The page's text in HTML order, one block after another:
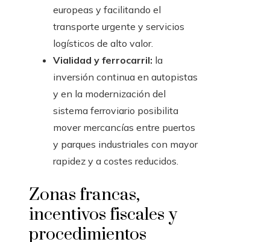
europeas y facilitando el
transporte urgente y servicios
logísticos de alto valor.
Vialidad y ferrocarril: la
inversión continua en autopistas
y en la modernización del
sistema ferroviario posibilita
mover mercancías entre puertos
y parques industriales con mayor
rapidez y a costes reducidos.
Zonas francas,
incentivos fiscales y
procedimientos